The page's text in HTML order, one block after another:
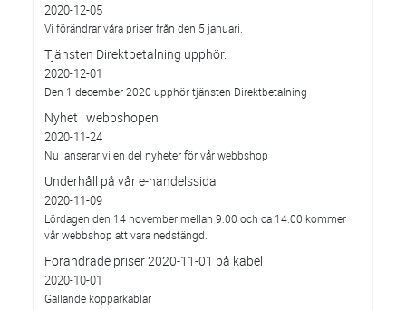
2020-12-05
Vi förändrar våra priser från den 5 januari.
Tjänsten Direktbetalning upphör.
2020-12-01
Den 1 december 2020 upphör tjänsten Direktbetalning
Nyhet i webbshopen
2020-11-24
Nu lanserar vi en del nyheter för vår webbshop
Underhåll på vår e-handelssida
2020-11-09
Lördagen den 14 november mellan 9:00 och ca 14:00 kommer
vår webbshop att vara nedstängd.
Förändrade priser 2020-11-01 på kabel
2020-10-01
Gällande kopparkablar